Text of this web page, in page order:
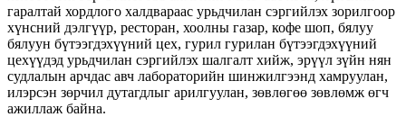
гаралтай хордлого халдвараас урьдчилан сэргийлэх зорилгоор
хүнсний дэлгүүр, ресторан, хоолны газар, кофе шоп, бялуу
бялуун бүтээгдэхүүний цех, гурил гурилан бүтээгдэхүүний
цехүүдэд урьдчилан сэргийлэх шалгалт хийж, эрүүл зүйн нян
судлалын арчдас авч лабораторийн шинжилгээнд хамруулан,
илэрсэн зөрчил дутагдлыг арилгуулан, зөвлөгөө зөвлөмж өгч
ажиллаж байна.